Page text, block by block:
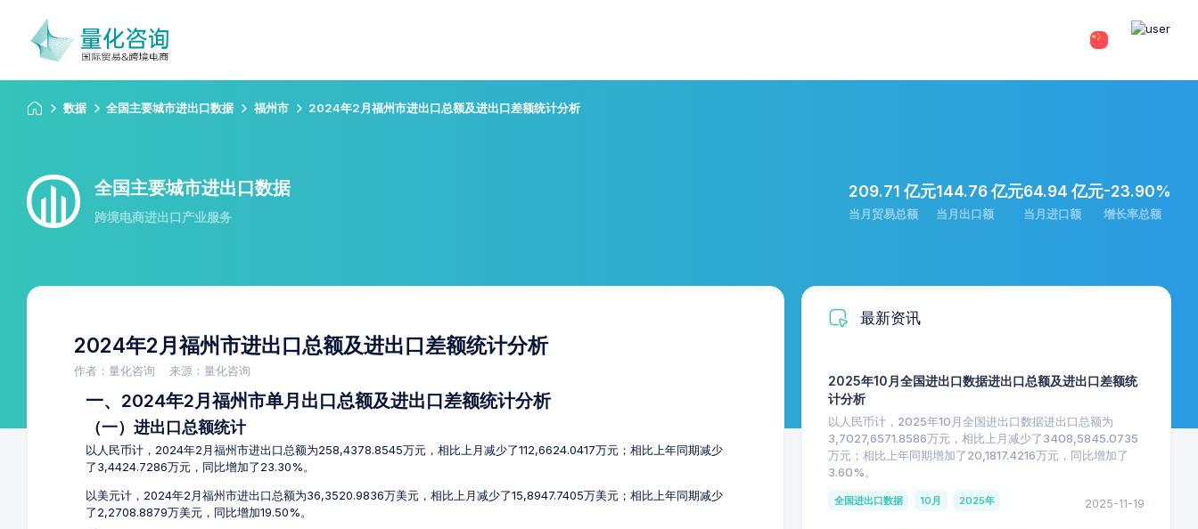
数据 全国主要城市进出口数据 福州市 2024年2月福州市进出口总额及进出口差额统计分析
全国主要城市进出口数据
跨境电商进出口产业服务
209.71 亿元
当月贸易总额
144.76 亿元
当月出口额
64.94 亿元
当月进口额
-23.90%
增长率总额
2024年2月福州市进出口总额及进出口差额统计分析
作者：量化咨询 来源：量化咨询
一、2024年2月福州市单月出口总额及进出口差额统计分析
（一）进出口总额统计
以人民币计，2024年2月福州市进出口总额为258,4378.8545万元，相比上月减少了112,6624.0417万元；相比上年同期减少
了3,4424.7286万元，同比增加了23.30%。
以美元计，2024年2月福州市进出口总额为36,3520.9836万美元，相比上月减少了15,8947.7405万美元；相比上年同期减少
了2,2708.8879万美元，同比增加19.50%。
最新资讯
2025年10月全国进出口数据进出口总额及进出口差额统
计分析
以人民币计，2025年10月全国进出口数据进出口总额为
3,7027,6571.8586万元，相比上月减少了3408,5845.0735
万元；相比上年同期增加了20,1817.4216万元，同比增加了
3.60%。
全国进出口数据 10月 2025年 2025-11-19